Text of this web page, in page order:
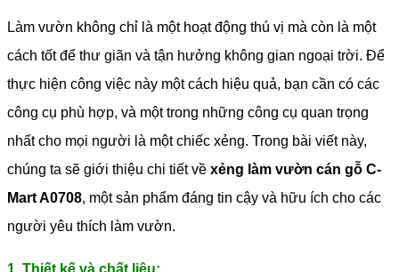
Làm vườn không chỉ là một hoạt động thú vị mà còn là một
cách tốt để thư giãn và tận hưởng không gian ngoại trời. Để
thực hiện công việc này một cách hiệu quả, bạn cần có các
công cụ phù hợp, và một trong những công cụ quan trọng
nhất cho mọi người là một chiếc xẻng. Trong bài viết này,
chúng ta sẽ giới thiệu chi tiết về xẻng làm vườn cán gỗ C-
Mart A0708, một sản phẩm đáng tin cậy và hữu ích cho các
người yêu thích làm vườn.